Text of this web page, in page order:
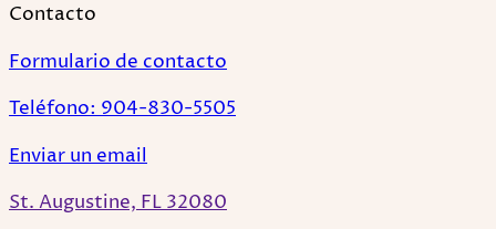
Contacto
Formulario de contacto
Teléfono: 904-830-5505
Enviar un email
St. Augustine, FL 32080